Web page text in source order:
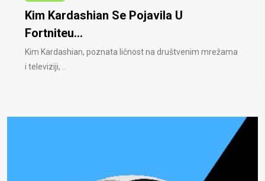
Kim Kardashian Se Pojavila U
Fortniteu...
Kim Kardashian, poznata ličnost na društvenim mrežama
i televiziji, ..